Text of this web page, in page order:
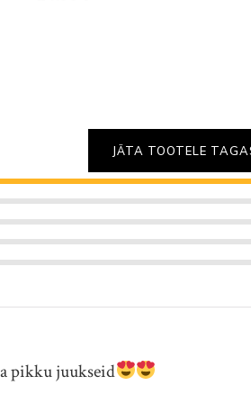
JÄTA TOOTELE
pikku juukseid